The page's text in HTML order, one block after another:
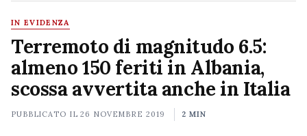
IN EVIDENZA
Terremoto di magnitudo 6.5:
almeno 150 feriti in Albania,
scossa avvertita anche in Italia
PUBBLICATO IL26 NOVEMBRE 2019 2 MIN